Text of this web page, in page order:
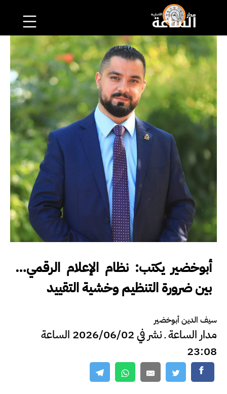
أبوخضير يكتب: نظام الإعلام الرقمي…
بين ضرورة التنظيم وخشية التقييد
سيف الدين أبوخضير
مدار الساعة ـ نشر في 2026/06/02 الساعة
23:08